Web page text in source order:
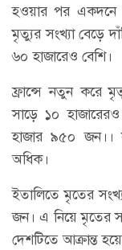
হওয়ার পর একদনে
মৃত্যুর সংখ্যা বেড়ে
৬০ হাজারেও বেশি।
ফ্রান্সে নতুন করে
সাড়ে ১০
হাজার ৯৫০ জন।।
অধিক।
ইতালিতে মৃতের
জন। এ নিয়ে মৃতের
দেশটিতে আক্রান্ত